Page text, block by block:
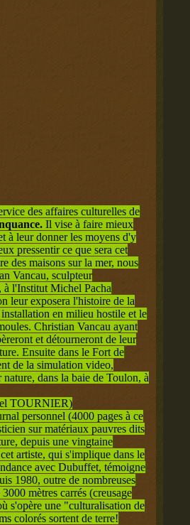
des affaires culturelles de
Il vise à faire mieux
à leur donner les moyens d'y
pressentir ce que sera cet
des maisons sur la mer, nous
Vancau, sculpteur
à l'Institut Michel Pacha
leur exposera l'histoire de la
en milieu hostile et le
Christian Vancau ayant
et détourneront de leur
Ensuite dans le Fort de
de la simulation video,
dans la baie de Toulon, à
TOURNIER)
personnel (4000 pages à ce
sur matériaux pauvres dits
depuis une vingtaine
artiste, qui s'implique dans le
avec Dubuffet, témoigne
1980, outre de nombreuses
mètres carrés (creusage
s'opère une "culturalisation de
colorés sortent de terre!